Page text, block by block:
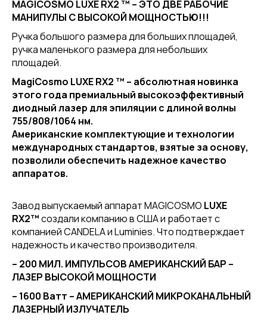
MAGICOSMO LUXE RX2 ™ – ЭТО ДВЕ РАБОЧИЕ
МАНИПУЛЫ С ВЫСОКОЙ МОЩНОСТЬЮ!!!
Ручка большого размера для больших площадей,
ручка маленького размера для небольших
площадей.
MagiCosmo LUXE RX2 ™ – абсолютная новинка
этого года премиальный высокоэффективный
диодный лазер для эпиляции с длиной волны
755/808/1064 нм.
Американские комплектующие и технологии
международных стандартов, взятые за основу,
позволили обеспечить надежное качество
аппаратов.
Завод выпускаемый аппарат MAGICOSMO LUXE
RX2™создали компанию в США и работает с
компанией CANDELA и Luminies. Что подтверждает
надежность и качество производителя.
– 200 МИЛ. ИМПУЛЬСОВ АМЕРИКАНСКИЙ БАР –
ЛАЗЕР ВЫСОКОЙ МОЩНОСТИ
– 1600 Ватт – АМЕРИКАНСКИЙ МИКРОКАНАЛЬНЫЙ
ЛАЗЕРНЫЙ ИЗЛУЧАТЕЛЬ